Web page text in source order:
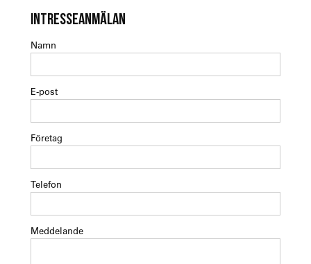
INTRESSEANMÄLAN
Namn
E-post
Företag
Telefon
Meddelande